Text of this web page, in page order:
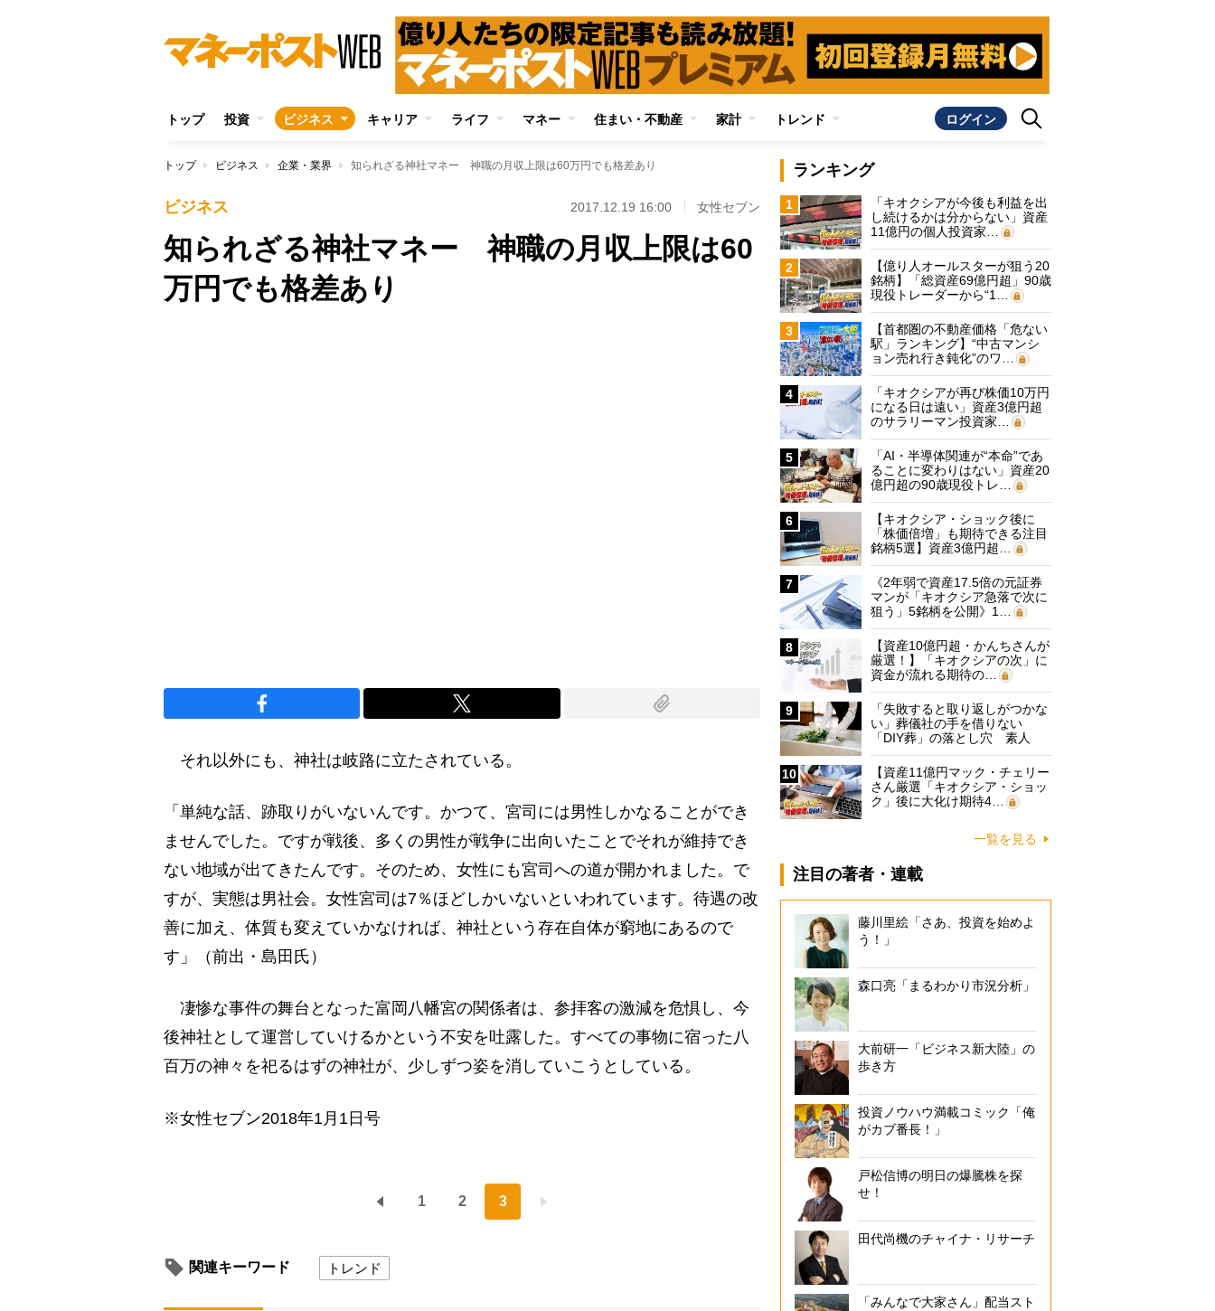
トップ 投資 ビジネス キャリア ライフ マネー 住まい・不動産 家計 トレンド ログイン
トップ ビジネス 企業・業界 知られざる神社マネー 神職の月収上限は60万円でも格差あり
ビジネス 2017.12.19 16:00 女性セブン
知られざる神社マネー 神職の月収上限は60
万円でも格差あり
それ以外にも、神社は岐路に立たされている。
「単純な話、跡取りがいないんです。かつて、宮司には男性しかなることができ
ませんでした。ですが戦後、多くの男性が戦争に出向いたことでそれが維持でき
ない地域が出てきたんです。そのため、女性にも宮司への道が開かれました。で
すが、実態は男社会。女性宮司は7％ほどしかいないといわれています。待遇の改
善に加え、体質も変えていかなければ、神社という存在自体が窮地にあるので
す」（前出・島田氏）
凄惨な事件の舞台となった富岡八幡宮の関係者は、参拝客の激減を危惧し、今
後神社として運営していけるかという不安を吐露した。すべての事物に宿った八
百万の神々を祀るはずの神社が、少しずつ姿を消していこうとしている。
※女性セブン2018年1月1日号
1 2 3
関連キーワード トレンド
ランキング
1
「キオクシアが今後も利益を出
し続けるかは分からない」資産
11億円の個人投資家…
2
【億り人オールスターが狙う20
銘柄】「総資産69億円超」90歳
現役トレーダーから“1…
3
【首都圏の不動産価格「危ない
駅」ランキング】“中古マンシ
ョン売れ行き鈍化”のワ…
4
「キオクシアが再び株価10万円
になる日は遠い」資産3億円超
のサラリーマン投資家…
5
「AI・半導体関連が“本命”であ
ることに変わりはない」資産20
億円超の90歳現役トレ…
6
【キオクシア・ショック後に
「株価倍増」も期待できる注目
銘柄5選】資産3億円超…
7
《2年弱で資産17.5倍の元証券
マンが「キオクシア急落で次に
狙う」5銘柄を公開》1…
8
【資産10億円超・かんちさんが
厳選！】「キオクシアの次」に
資金が流れる期待の…
9
「失敗すると取り返しがつかな
い」葬儀社の手を借りない
「DIY葬」の落とし穴 素人
に…
10
【資産11億円マック・チェリー
さん厳選「キオクシア・ショッ
ク」後に大化け期待4…
一覧を見る
注目の著者・連載
藤川里絵「さあ、投資を始めよ
う！」
森口亮「まるわかり市況分析」
大前研一「ビジネス新大陸」の
歩き方
投資ノウハウ満載コミック「俺
がカブ番長！」
戸松信博の明日の爆騰株を探
せ！
田代尚機のチャイナ・リサーチ
「みんなで大家さん」配当スト